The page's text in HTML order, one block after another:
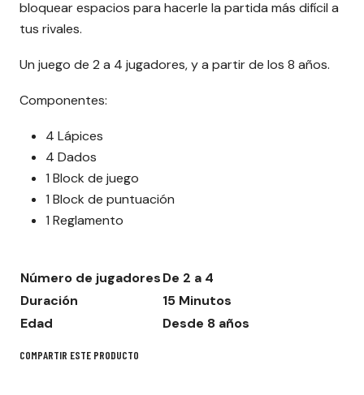
bloquear espacios para hacerle la partida más difícil a
tus rivales.
Un juego de 2 a 4 jugadores, y a partir de los 8 años.
Componentes:
4 Lápices
4 Dados
1 Block de juego
1 Block de puntuación
1 Reglamento
Número de jugadoresDe 2 a 4
Duración
15 Minutos
Edad
Desde 8 años
COMPARTIR ESTE PRODUCTO